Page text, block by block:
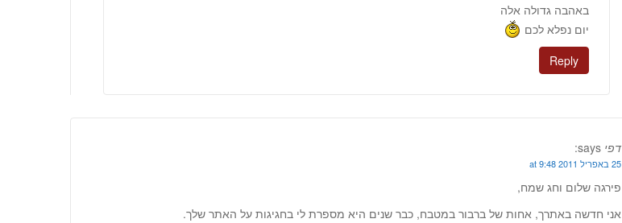
באהבה גדולה אלה
יום נפלא לכם
Reply
דפי says:
25 באפריל 2011 at 9:48
פירגה שלום וחג שמח,
אני חדשה באתרך, אחות של ברבור במטבח, כבר שנים היא מספרת לי בחגיגות על האתר שלך.